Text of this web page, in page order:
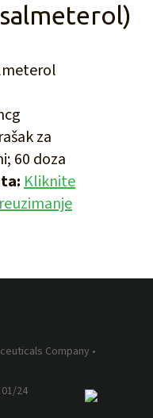
za
60 doza
Kliknite
Company •
01/24